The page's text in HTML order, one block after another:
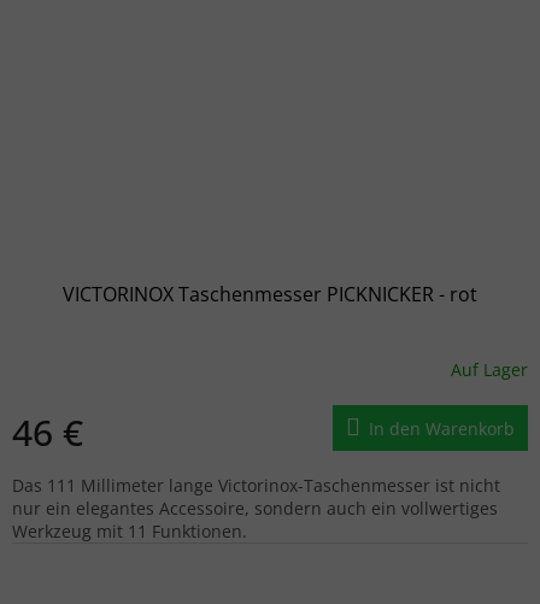
VICTORINOX Taschenmesser PICKNICKER - rot
Auf Lager
46 € In den Warenkorb
Das 111 Millimeter lange Victorinox-Taschenmesser ist nicht
nur ein elegantes Accessoire, sondern auch ein vollwertiges
Werkzeug mit 11 Funktionen.